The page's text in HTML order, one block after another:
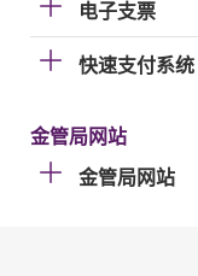
电子支票
快速支付系统
金管局网站
金管局网站